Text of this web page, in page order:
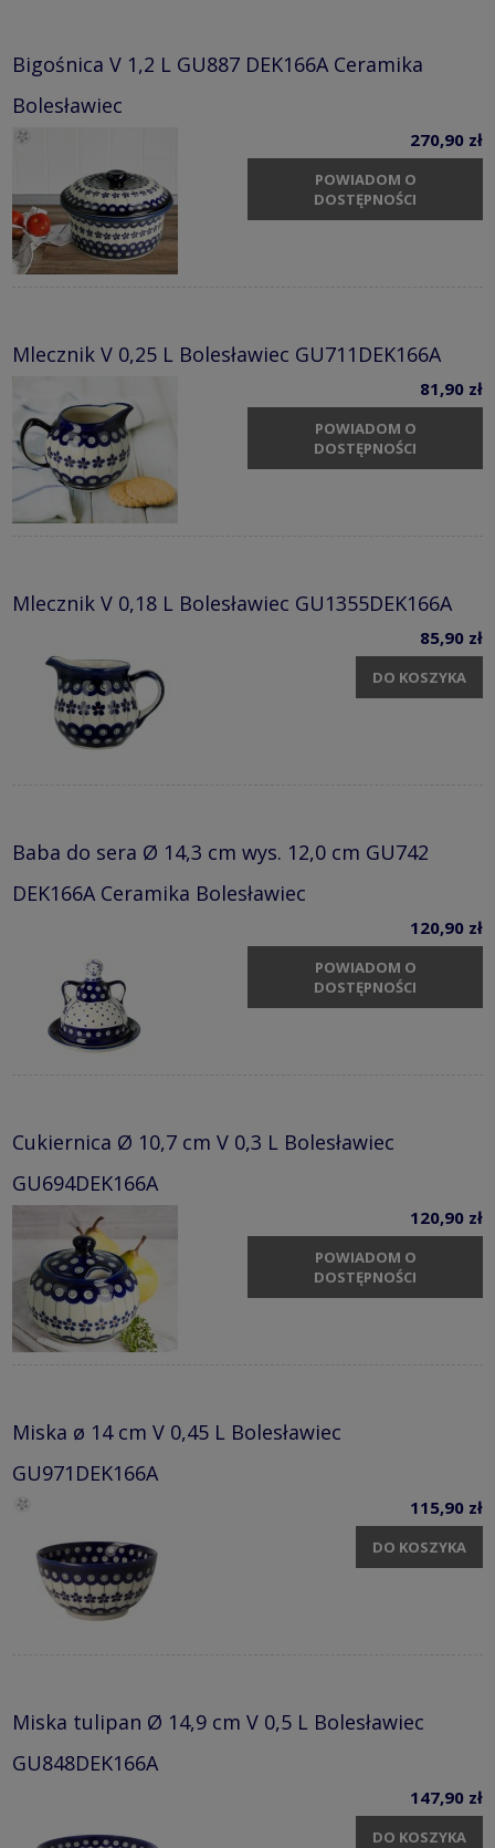
Bigośnica V 1,2 L GU887 DEK166A Ceramika
Bolesławiec
270,90 zł
POWIADOM O
DOSTĘPNOŚCI
Mlecznik V 0,25 L Bolesławiec GU711DEK166A
81,90 zł
POWIADOM O
DOSTĘPNOŚCI
Mlecznik V 0,18 L Bolesławiec GU1355DEK166A
85,90 zł
DO KOSZYKA
Baba do sera Ø 14,3 cm wys. 12,0 cm GU742
DEK166A Ceramika Bolesławiec
120,90 zł
POWIADOM O
DOSTĘPNOŚCI
Cukiernica Ø 10,7 cm V 0,3 L Bolesławiec
GU694DEK166A
120,90 zł
POWIADOM O
DOSTĘPNOŚCI
Miska ø 14 cm V 0,45 L Bolesławiec
GU971DEK166A
115,90 zł
DO KOSZYKA
Miska tulipan Ø 14,9 cm V 0,5 L Bolesławiec
GU848DEK166A
147,90 zł
DO KOSZYKA